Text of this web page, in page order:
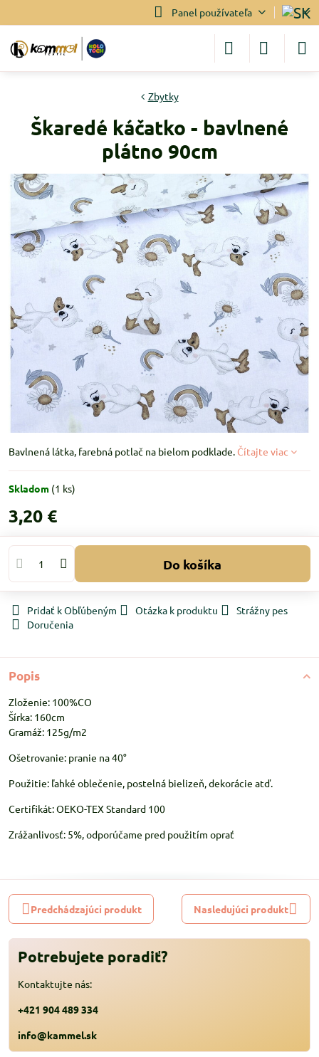
Panel používateľa
Zbytky
Škaredé káčatko - bavlnené
plátno 90cm
Bavlnená látka, farebná potlač na bielom podklade. Čítajte viac
Skladom (1 ks)
3,20 €
Do košíka
Pridať k Obľúbeným Otázka k produktu
Strážny pes
Doručenia
Popis
Zloženie: 100%CO
Šírka: 160cm
Gramáž: 125g/m2
Ošetrovanie: pranie na 40°
Použitie: ľahké oblečenie, postelná bielizeň, dekorácie atď.
Certifikát: OEKO-TEX Standard 100
Zrážanlivosť: 5%, odporúčame pred použitím oprať
Predchádzajúci produkt Nasledujúci produkt
Potrebujete poradiť?
Kontaktujte nás:
+421 904 489 334
info@kammel.sk